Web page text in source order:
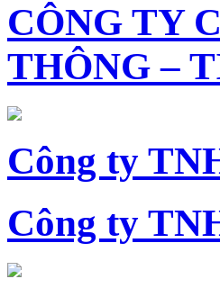
CÔNG TY
THÔNG –
Công ty
Công ty